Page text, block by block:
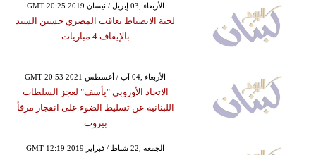
GMT 20:25 2019 الأربعاء ,03 إبريل / نيسان
لجنة الانضباط تعاقب المصري حسين السيد
بالإيقاف 4 مباريات
GMT 20:53 2021 الأربعاء ,04 آب / أغسطس
الاتحاد الأوروبي "يأسف" لعجز السلطات
اللبنانية عن تسليط الضوء على انفجار مرفأ
بيروت
GMT 12:19 2019 الجمعة ,22 شباط / فبراير